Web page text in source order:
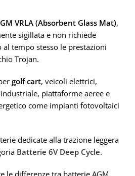
VRLA (Absorbent Glass Mat),
sigillata e non richiede
tempo stesso le prestazioni
Trojan.
golf cart, veicoli elettrici,
piattaforme aeree e
come impianti fotovoltaici
dedicate alla trazione leggera
Batterie 6V Deep Cycle.
le differenze tra batterie AGM,
TENSIONE IN VOLT
6V